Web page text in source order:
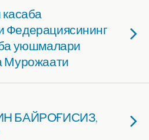
касаба
уюшмалари
Мурожаати
БАЙРОҒИСИЗ,